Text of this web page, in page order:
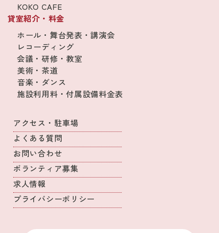
KOKO CAFE
貸室紹介・料金
ホール・舞台発表・講演会
レコーディング
会議・研修・教室
美術・茶道
音楽・ダンス
施設利用料・付属設備料金表
アクセス・駐車場
よくある質問
お問い合わせ
ボランティア募集
求人情報
プライバシーポリシー